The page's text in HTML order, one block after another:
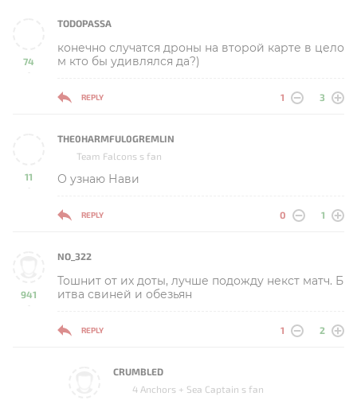
74
-
TODOPASSA
конечно случатся дроны на второй карте в цело
м кто бы удивлялся да?)
REPLY 1 3
11
-
THE0HARMFUL0GREMLIN
Team Falcons s fan
О узнаю Нави
REPLY 0 1
941
-
NO_322
Тошнит от их доты, лучше подожду некст матч. Б
итва свиней и обезьян
REPLY 1 2
CRUMBLED
4 Anchors + Sea Captain s fan